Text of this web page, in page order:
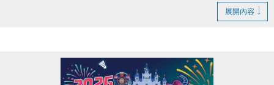
還有部分課程即將開課，只差幾位小小探險家就能啟
留下最歡樂、最難忘的冬日回憶吧～
展開內容